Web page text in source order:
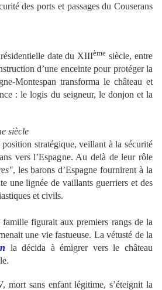
des ports et passages du Couserans
date du XIIIème siècle, entre
d’une enceinte pour protéger la
Montespan transforma le château et
: le logis du seigneur, le donjon et la
stratégique, veillant à la sécurité
vers l’Espagne. Au delà de leur rôle
, les barons d’Espagne fournirent à la
une lignée de vaillants guerriers et des
et civils.
famille figurait aux premiers rangs de la
une vie fastueuse. La vétusté de la
la décida à émigrer vers le château
mort sans enfant légitime, s’éteignit la